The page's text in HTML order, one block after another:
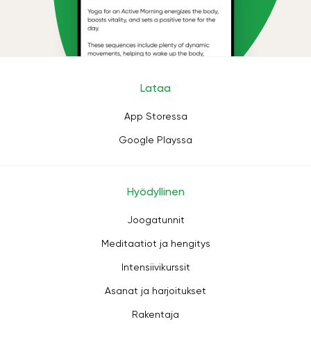
Lataa
App Storessa
Google Playssa
Hyödyllinen
Joogatunnit
Meditaatiot ja hengitys
Intensiivikurssit
Asanat ja harjoitukset
Rakentaja